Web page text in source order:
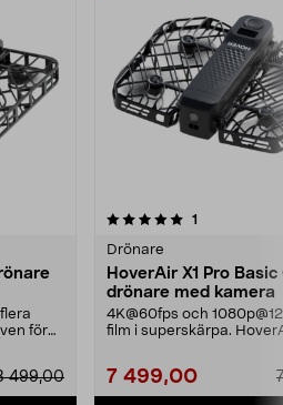
för
499,00
1
Drönare
HoverAir X1 Pro
drönare med kamera
4K@60fps och
film i superskärpa.
7 499,00
0.0 av 5 stjärnor